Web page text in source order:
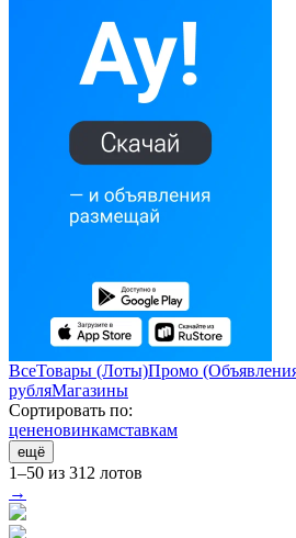
ВсеТовары (Лоты)Промо
рубляМагазины
Сортировать по:
цененовинкамставкам
ещё
1–50 из 312 лотов
→